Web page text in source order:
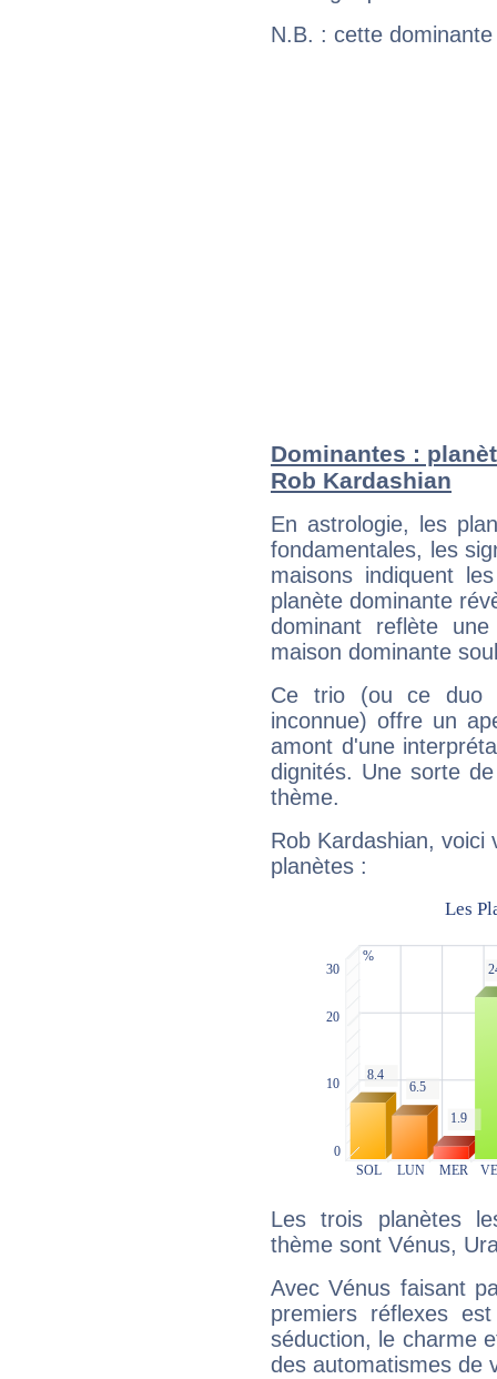
N.B. : cette
Dominantes :
Rob Kardashian
En astrologie, les
fondamentales, les
maisons indiquent
planète dominante
dominant reflète
maison dominante
Ce trio (ou ce duo
inconnue) offre un
amont d'une
dignités. Une sorte
thème.
Rob Kardashian, voici
planètes :
Les trois planètes
thème sont Vénus,
Avec Vénus faisant
premiers réflexes
séduction, le charme
des automatismes de